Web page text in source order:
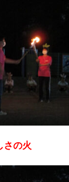
さの火